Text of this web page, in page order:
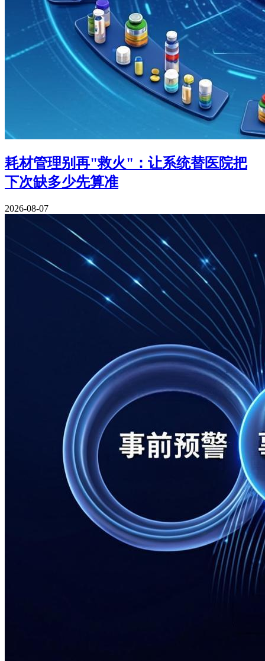
耗材管理别再"救火"：让系统替医院把
下次缺多少先算准
2026-08-07